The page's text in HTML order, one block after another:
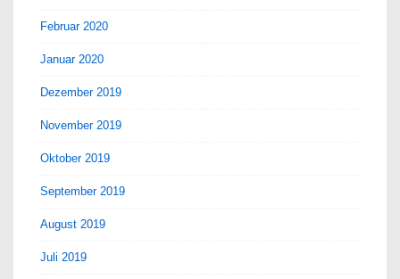
Februar 2020
Januar 2020
Dezember 2019
November 2019
Oktober 2019
September 2019
August 2019
Juli 2019